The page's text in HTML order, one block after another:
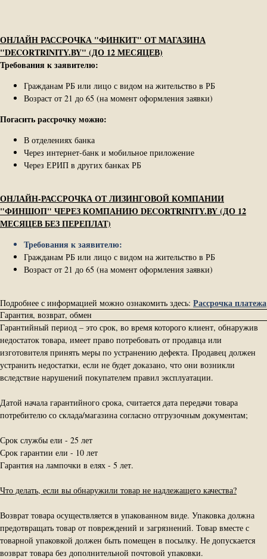
ОНЛАЙН РАССРОЧКА "ФИНКИТ" ОТ МАГАЗИНА
"DECORTRINITY.BY" (ДО 12 МЕСЯЦЕВ)
Требования к заявителю:
Гражданам РБ или лицо с видом на жительство в РБ
Возраст от 21 до 65 (на момент оформления заявки)
Погасить рассрочку можно:
В отделениях банка
Через интернет-банк и мобильное приложение
Через ЕРИП в других банках РБ
ОНЛАЙН-РАССРОЧКА ОТ ЛИЗИНГОВОЙ КОМПАНИИ
"ФИНШОП" ЧЕРЕЗ КОМПАНИЮ DECORTRINITY.BY (ДО 12
МЕСЯЦЕВ БЕЗ ПЕРЕПЛАТ)
Требования к заявителю:
Гражданам РБ или лицо с видом на жительство в РБ
Возраст от 21 до 65 (на момент оформления заявки)
Подробнее с информацией можно ознакомить здесь: Рассрочка платежа
Гарантия, возврат, обмен
Гарантийный период – это срок, во время которого клиент, обнаружив
недостаток товара, имеет право потребовать от продавца или
изготовителя принять меры по устранению дефекта. Продавец должен
устранить недостатки, если не будет доказано, что они возникли
вследствие нарушений покупателем правил эксплуатации.
Датой начала гарантийного срока, считается дата передачи товара
потребителю со склада/магазина согласно отгрузочным документам;
Срок службы ели - 25 лет
Срок гарантии ели - 10 лет
Гарантия на лампочки в елях - 5 лет.
Что делать, если вы обнаружили товар не надлежащего качества?
Возврат товара осуществляется в упакованном виде. Упаковка должна
предотвращать товар от повреждений и загрязнений. Товар вместе с
товарной упаковкой должен быть помещен в посылку. Не допускается
возврат товара без дополнительной почтовой упаковки.